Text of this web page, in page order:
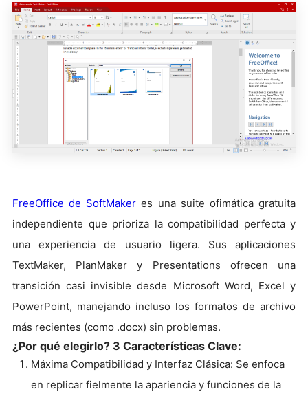
FreeOffice de SoftMaker es una suite ofimática gratuita
independiente que prioriza la compatibilidad perfecta y
una experiencia de usuario ligera. Sus aplicaciones
TextMaker, PlanMaker y Presentations ofrecen una
transición casi invisible desde Microsoft Word, Excel y
PowerPoint, manejando incluso los formatos de archivo
más recientes (como .docx) sin problemas.
¿Por qué elegirlo? 3 Características Clave:
Máxima Compatibilidad y Interfaz Clásica: Se enfoca
en replicar fielmente la apariencia y funciones de la